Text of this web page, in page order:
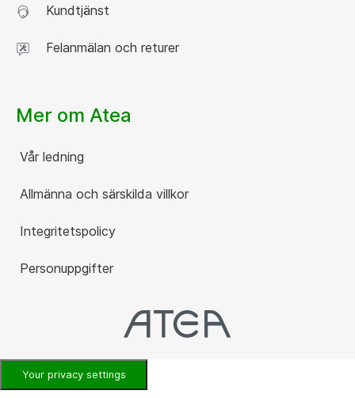
Kundtjänst
Felanmälan och returer
Mer om Atea
Vår ledning
Allmänna och särskilda villkor
Integritetspolicy
Personuppgifter
Your privacy settings